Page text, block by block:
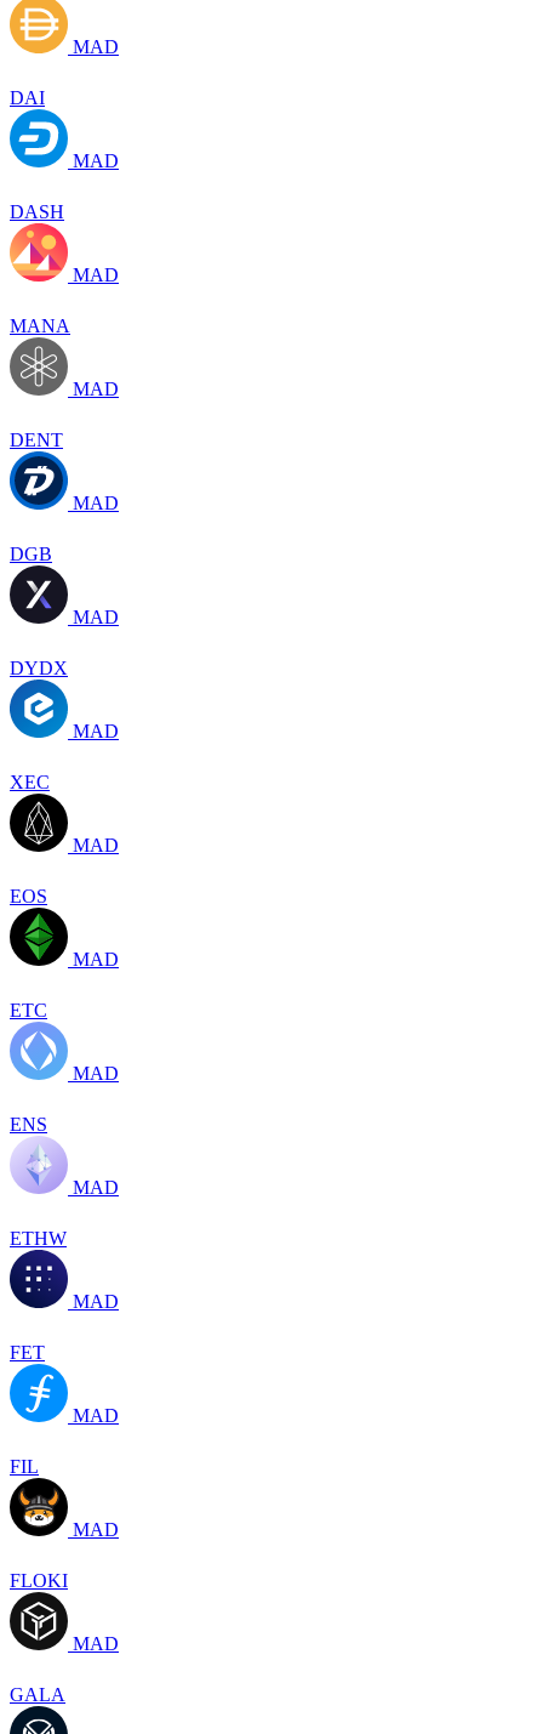
MAD
DAI
MAD
DASH
MAD
MANA
MAD
DENT
MAD
DGB
MAD
DYDX
MAD
XEC
MAD
EOS
MAD
ETC
MAD
ENS
MAD
ETHW
MAD
FET
MAD
FIL
MAD
FLOKI
MAD
GALA